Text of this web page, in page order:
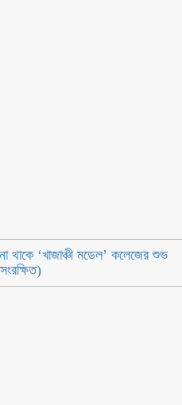
থাকে ‘খাজাঞ্চী মডেল’ কলেজের শুভ